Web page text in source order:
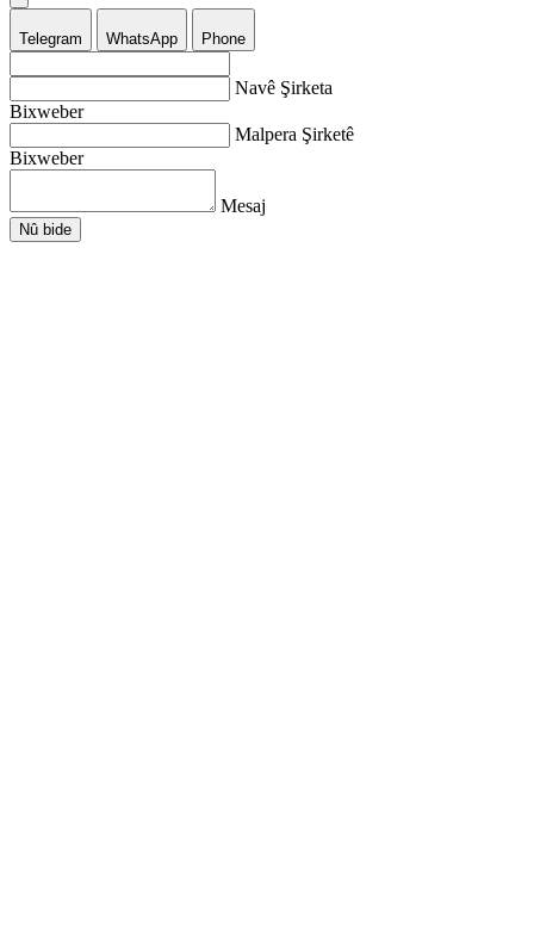
Telegram WhatsApp Phone
Navê Şirketa
Bixweber
Malpera Şirketê
Bixweber
Mesaj
Nû bide